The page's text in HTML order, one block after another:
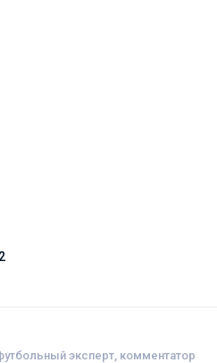
эксперт, комментатор